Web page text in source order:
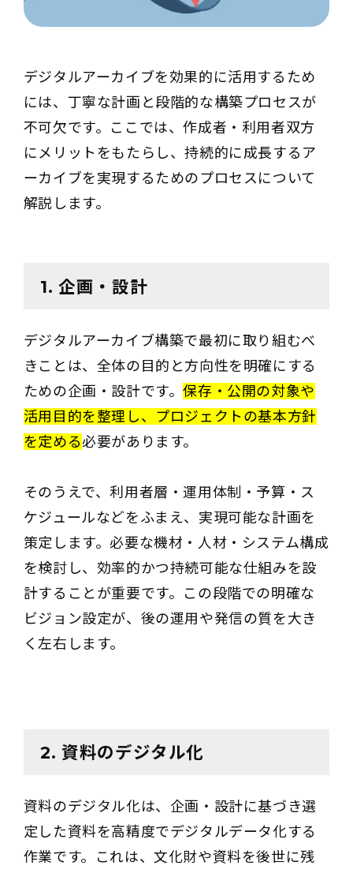
デジタルアーカイブを効果的に活用するため
には、丁寧な計画と段階的な構築プロセスが
不可欠です。ここでは、作成者・利用者双方
にメリットをもたらし、持続的に成長するア
ーカイブを実現するためのプロセスについて
解説します。
1. 企画・設計
デジタルアーカイブ構築で最初に取り組むべ
きことは、全体の目的と方向性を明確にする
ための企画・設計です。保存・公開の対象や
活用目的を整理し、プロジェクトの基本方針
を定める必要があります。
そのうえで、利用者層・運用体制・予算・ス
ケジュールなどをふまえ、実現可能な計画を
策定します。必要な機材・人材・システム構成
を検討し、効率的かつ持続可能な仕組みを設
計することが重要です。この段階での明確な
ビジョン設定が、後の運用や発信の質を大き
く左右します。
2. 資料のデジタル化
資料のデジタル化は、企画・設計に基づき選
定した資料を高精度でデジタルデータ化する
作業です。これは、文化財や資料を後世に残